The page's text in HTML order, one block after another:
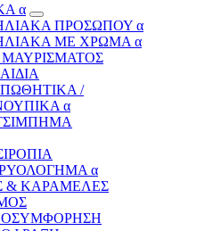
α
ΠΡΟΣΩΠΟΥ α
ΜΕ ΧΡΩΜΑ α
ΜΑΥΡΙΣΜΑΤΟΣ
/
α
α
& ΚΑΡΑΜΕΛΕΣ